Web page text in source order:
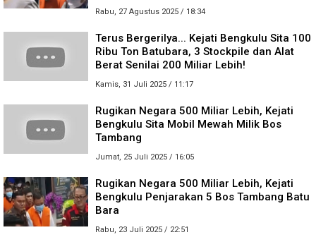
Rabu, 27 Agustus 2025 / 18:34
Terus Bergerilya... Kejati Bengkulu Sita 100
Ribu Ton Batubara, 3 Stockpile dan Alat
Berat Senilai 200 Miliar Lebih!
Kamis, 31 Juli 2025 / 11:17
Rugikan Negara 500 Miliar Lebih, Kejati
Bengkulu Sita Mobil Mewah Milik Bos
Tambang
Jumat, 25 Juli 2025 / 16:05
Rugikan Negara 500 Miliar Lebih, Kejati
Bengkulu Penjarakan 5 Bos Tambang Batu
Bara
Rabu, 23 Juli 2025 / 22:51